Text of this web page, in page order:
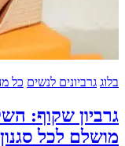
לנשים כל מה
שקוף:
לכל סגנון